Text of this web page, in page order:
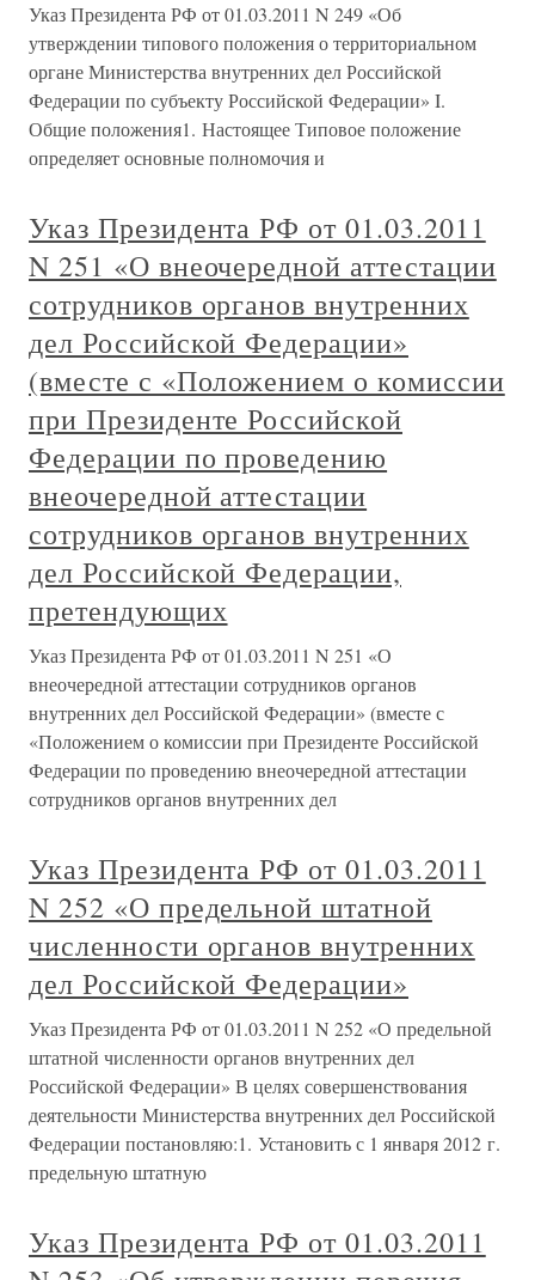
Указ Президента РФ от 01.03.2011 N 249 «Об
утверждении типового положения о территориальном
органе Министерства внутренних дел Российской
Федерации по субъекту Российской Федерации» I.
Общие положения1. Настоящее Типовое положение
определяет основные полномочия и
Указ Президента РФ от 01.03.2011
N 251 «О внеочередной аттестации
сотрудников органов внутренних
дел Российской Федерации»
(вместе с «Положением о комиссии
при Президенте Российской
Федерации по проведению
внеочередной аттестации
сотрудников органов внутренних
дел Российской Федерации,
претендующих
Указ Президента РФ от 01.03.2011 N 251 «О
внеочередной аттестации сотрудников органов
внутренних дел Российской Федерации» (вместе с
«Положением о комиссии при Президенте Российской
Федерации по проведению внеочередной аттестации
сотрудников органов внутренних дел
Указ Президента РФ от 01.03.2011
N 252 «О предельной штатной
численности органов внутренних
дел Российской Федерации»
Указ Президента РФ от 01.03.2011 N 252 «О предельной
штатной численности органов внутренних дел
Российской Федерации» В целях совершенствования
деятельности Министерства внутренних дел Российской
Федерации постановляю:1. Установить с 1 января 2012 г.
предельную штатную
Указ Президента РФ от 01.03.2011